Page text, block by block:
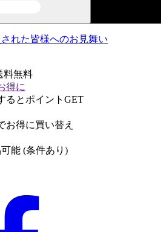
れた皆様へのお見舞い
料無料
得に
るとポイントGET
お得に買い替え
能 (条件あり)